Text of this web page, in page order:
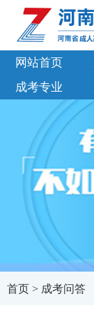
网站首页
成考专业
首页> 成考问答